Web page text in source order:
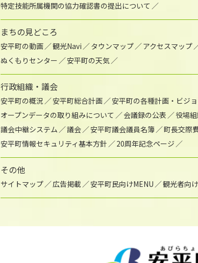
特定技能所属機関の協力確認書の提出について
まちの見どころ
安平町の動画 観光Navi タウンマップ アクセスマップ
ぬくもりセンター
安平町の天気
行政組織・議会
安平町の概況 安平町総合計画 安平町の各種計画・ビジ
オープンデータの取り組みについて
会議録の公表 役場
議会中継システム
議会 安平町議会議員名簿 町長交際
安平町情報セキュリティ基本方針
20周年記念ページ
その他
サイトマップ 広告掲載 安平町民向けMENU 観光者向